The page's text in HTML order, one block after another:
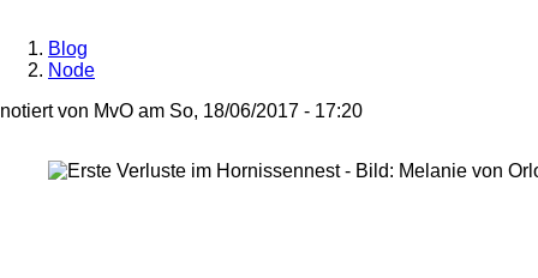
Breadcrumb
Blog
Node
notiert von MvO am So, 18/06/2017 - 17:20